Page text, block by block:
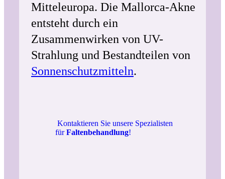
Mitteleuropa. Die Mallorca-Akne
entsteht durch ein
Zusammenwirken von UV-
Strahlung und Bestandteilen von
Sonnenschutzmitteln.
Kontaktieren Sie unsere Spezialisten
fürFaltenbehandlung!